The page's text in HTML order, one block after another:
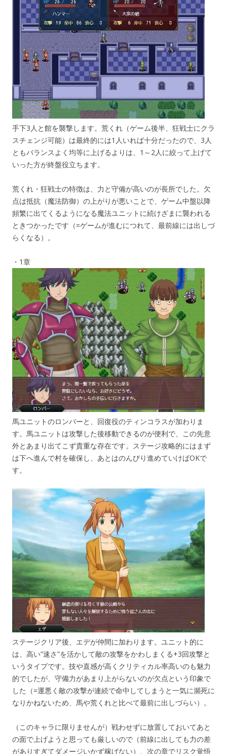
手下3人と館を襲撃します。荒くれ（ゲーム後半、狂戦士にクラ
スチェンジ可能）は最終的には1人いれば十分だったので、3人
ともバランスよく均等に上げるよりは、1～2人に絞って上げて
いった方が終盤役立ちます。
荒くれ・狂戦士の特徴は、力と守備が高いのが長所でした。欠
点は抵抗（魔法防御）の上がりが悪いことで、ゲーム中盤以降
頻繁に出てくるようになる魔法ユニットに続けざまに襲われる
ときつかったです（=ゲームが進むにつれて、最前線には出しづ
らくなる）。
・1章
馬ユニットのロンバーと、回復役のティンコラスが加わりま
す。馬ユニットは攻撃した後移動できるのが便利で、この先意
外とあまり出てこず貴重な存在です。ステージ攻略的にはまず
は下へ進んで村を確保し、あとはのんびり進めていけばOKで
す。
ステージクリア後、エデが仲間に加わります。ユニット的に
は、高い”速さ”を活かして敵の攻撃をかわしまくる+3回攻撃と
いうタイプです。技や直感が高くクリティカル率高いのも魅力
的でしたが、守備力があまり上がらないのが欠点という印象で
した（=運悪く敵の攻撃が連続で命中してしまうと一気に瀕死に
なりかねないため、馬や荒くれと比べて最前に出しづらい）。
（このキャラに限りませんが）戦わせずに放置しておいてあと
の面で上げようと思っても厳しいので（前線に出しても力の差
がありすぎてダメージいかず稼げない）、次の章でリスク覚悟